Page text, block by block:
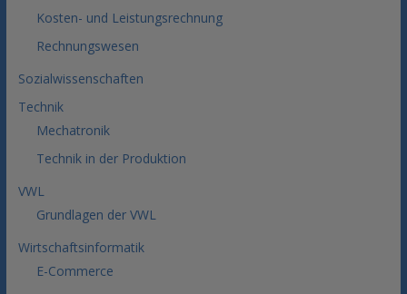
Kosten- und Leistungsrechnung
Rechnungswesen
Sozialwissenschaften
Technik
Mechatronik
Technik in der Produktion
VWL
Grundlagen der VWL
Wirtschaftsinformatik
E-Commerce